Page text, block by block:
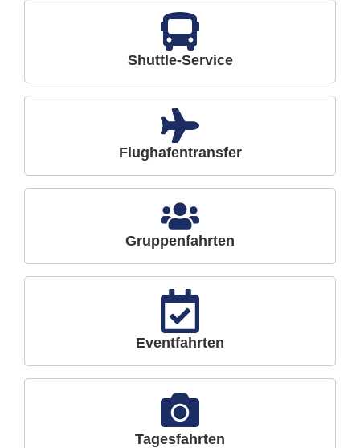
Shuttle-Service
Flughafentransfer
Gruppenfahrten
Eventfahrten
Tagesfahrten